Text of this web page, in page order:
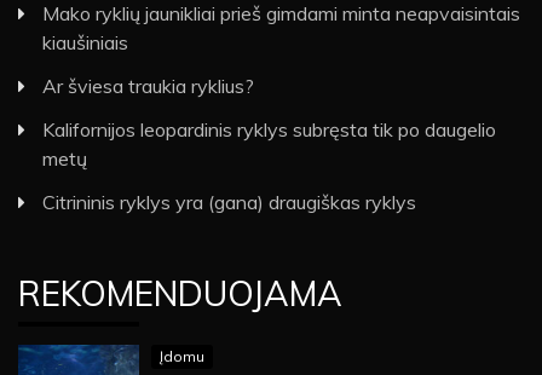
Mako ryklių jaunikliai prieš gimdami minta neapvaisintais
kiaušiniais
Ar šviesa traukia ryklius?
Kalifornijos leopardinis ryklys subręsta tik po daugelio
metų
Citrininis ryklys yra (gana) draugiškas ryklys
REKOMENDUOJAMA
Įdomu